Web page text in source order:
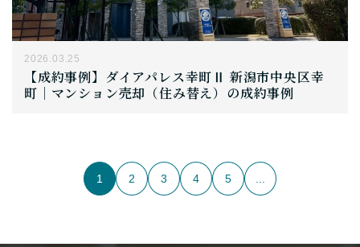
2026.03.25
【成約事例】ダイアパレス幸町Ⅱ 新潟市中央区幸
町｜マンション売却（住み替え）の成約事例
1 2 3 4 5 ...